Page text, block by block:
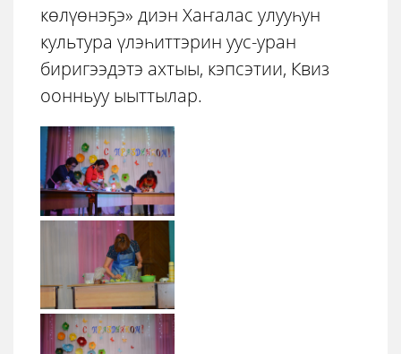
көлүөнэҕэ» диэн Хаҥалас улууһун
культура үлэһиттэрин уус-уран
биригээдэтэ ахтыы, кэпсэтии, Квиз
оонньуу ыыттылар.